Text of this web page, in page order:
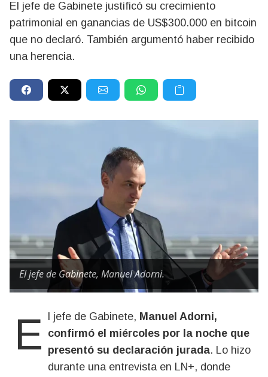
El jefe de Gabinete justificó su crecimiento
patrimonial en ganancias de US$300.000 en bitcoin
que no declaró. También argumentó haber recibido
una herencia.
El jefe de Gabinete, Manuel Adorni.
El jefe de Gabinete, Manuel Adorni,
confirmó el miércoles por la noche que
presentó su declaración jurada. Lo hizo
durante una entrevista en LN+, donde